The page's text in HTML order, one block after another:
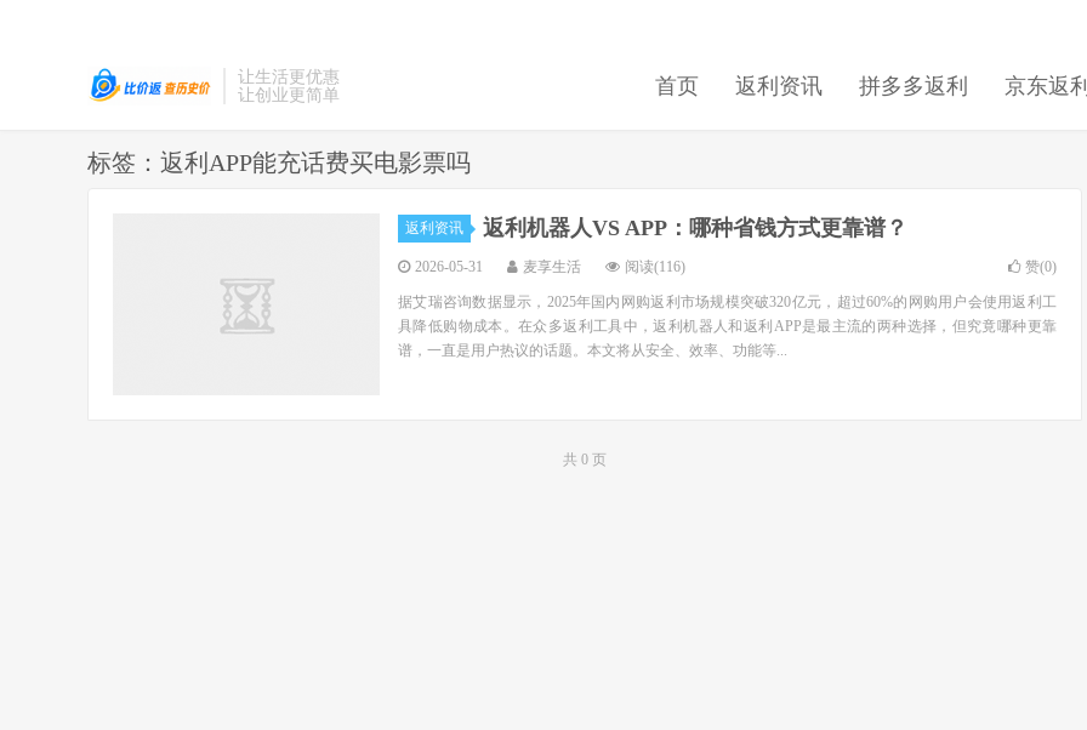
让生活更优惠
让创业更简单
首页 返利资讯 拼多多返利 京东返利
标签：返利APP能充话费买电影票吗
返利资讯 返利机器人VS APP：哪种省钱方式更靠谱？
2026-05-31 麦享生活 阅读(116) 赞(0)
据艾瑞咨询数据显示，2025年国内网购返利市场规模突破320亿元，超过60%的网购用户会使用返利工
具降低购物成本。在众多返利工具中，返利机器人和返利APP是最主流的两种选择，但究竟哪种更靠
谱，一直是用户热议的话题。本文将从安全、效率、功能等...
共 0 页